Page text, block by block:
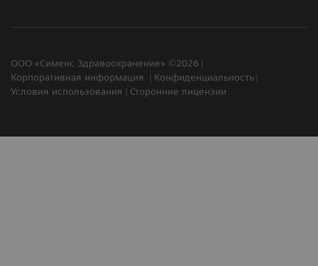
ООО «Сименс Здравоохранение» ©2026
Корпоративная информация
Конфиденциальность
Условия использования
Сторонние лицензии